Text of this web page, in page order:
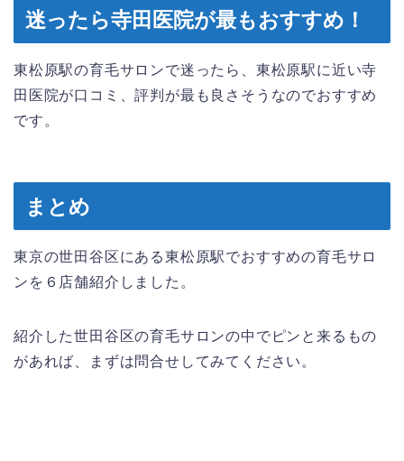
迷ったら寺田医院が最もおすすめ！
東松原駅の育毛サロンで迷ったら、東松原駅に近い寺
田医院が口コミ、評判が最も良さそうなのでおすすめ
です。
まとめ
東京の世田谷区にある東松原駅でおすすめの育毛サロ
ンを６店舗紹介しました。
紹介した世田谷区の育毛サロンの中でピンと来るもの
があれば、まずは問合せしてみてください。